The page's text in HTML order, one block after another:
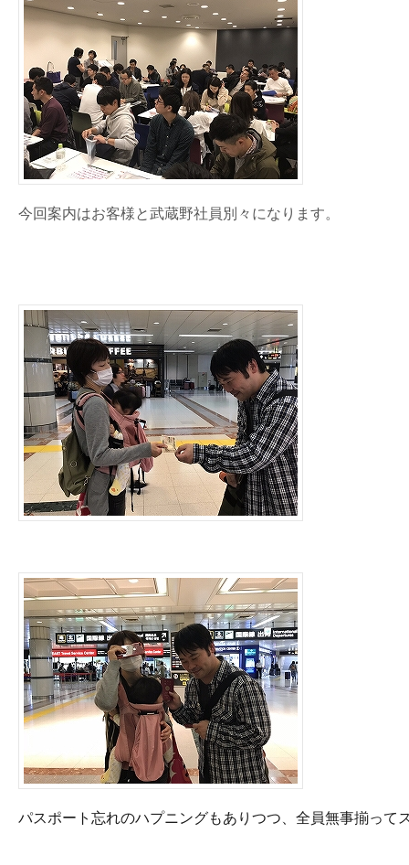
今回案内はお客様と武蔵野社員別々になります。
パスポート忘れのハプニングもありつつ、全員無事揃って